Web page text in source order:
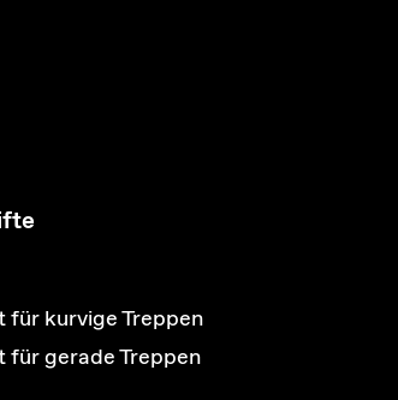
für kurvige Treppen
für gerade Treppen